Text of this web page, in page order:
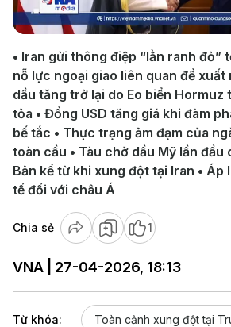
• Iran gửi thông điệp “lằn ranh đỏ”
nỗ lực ngoại giao liên quan đề xuất
dầu tăng trở lại do Eo biển Hormuz
tỏa • Đồng USD tăng giá khi đàm
bế tắc • Thực trạng ảm đạm của
toàn cầu • Tàu chở dầu Mỹ lần đầu
Bản kể từ khi xung đột tại Iran •
tế đối với châu Á
Chia sẻ 1
VNA | 27-04-2026, 18:13
Từ khóa: Toàn cảnh xung đột tại